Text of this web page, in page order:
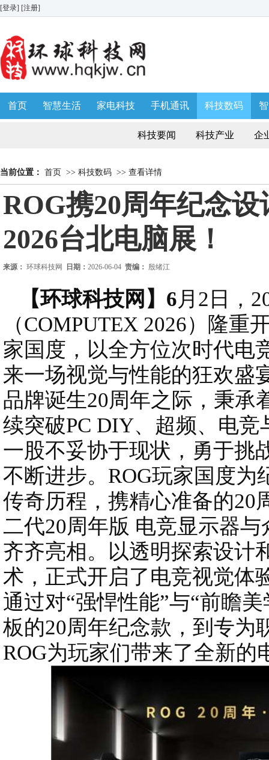
[登录] [注册]
首页 智慧生活 家电科技 手机通讯 科技数码
科技要闻 科技产业 企
当前位置： 首页 >> 科技数码 >> 查看详情
ROG携20周年纪念
2026台北电脑展！
来源： 环球科技网 日期： 2026-06-04 责编： 殷绪江
【环球科技网】6月2日，
（COMPUTEX 2026）隆重
家国度，以全方位次时代电
来一场视觉与性能的狂欢盛
品牌诞生20周年之际，秉承
续突破PC DIY、超频、电
一股不妥协于现状，勇于挑
不断进步。ROG玩家国度为
传奇历程，携精心准备的20
二代20周年版 电竞显示器
齐齐亮相。以透明探索设计
术，正式开启了电竞视觉体
通过对“强悍性能”与“前瞻
板的20周年纪念款，到专为
ROG为玩家们带来了全新的